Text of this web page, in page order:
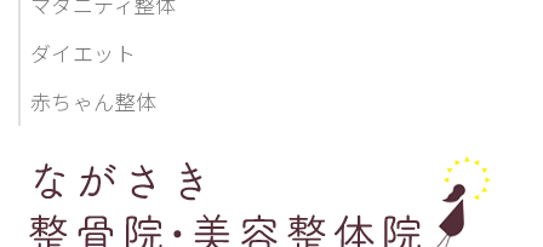
ダイエット
赤ちゃん整体